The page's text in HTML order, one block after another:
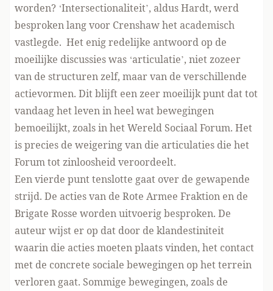
worden? ‘Intersectionaliteit’, aldus Hardt, werd
besproken lang voor Crenshaw het academisch
vastlegde. Het enig redelijke antwoord op de
moeilijke discussies was ‘articulatie’, niet zozeer
van de structuren zelf, maar van de verschillende
actievormen. Dit blijft een zeer moeilijk punt dat tot
vandaag het leven in heel wat bewegingen
bemoeilijkt, zoals in het Wereld Sociaal Forum. Het
is precies de weigering van die articulaties die het
Forum tot zinloosheid veroordeelt.
Een vierde punt tenslotte gaat over de gewapende
strijd. De acties van de Rote Armee Fraktion en de
Brigate Rosse worden uitvoerig besproken. De
auteur wijst er op dat door de klandestiniteit
waarin die acties moeten plaats vinden, het contact
met de concrete sociale bewegingen op het terrein
verloren gaat. Sommige bewegingen, zoals de